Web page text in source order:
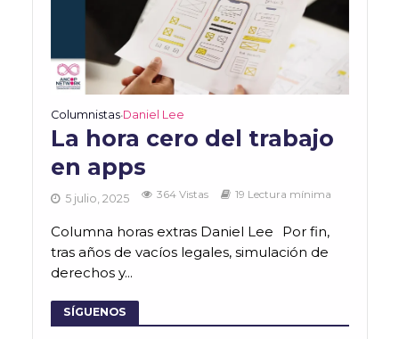
Columnistas•Daniel Lee
La hora cero del trabajo
en apps
5 julio, 2025 364 Vistas 19 Lectura mínima
Columna horas extras Daniel Lee Por fin,
tras años de vacíos legales, simulación de
derechos y...
SÍGUENOS